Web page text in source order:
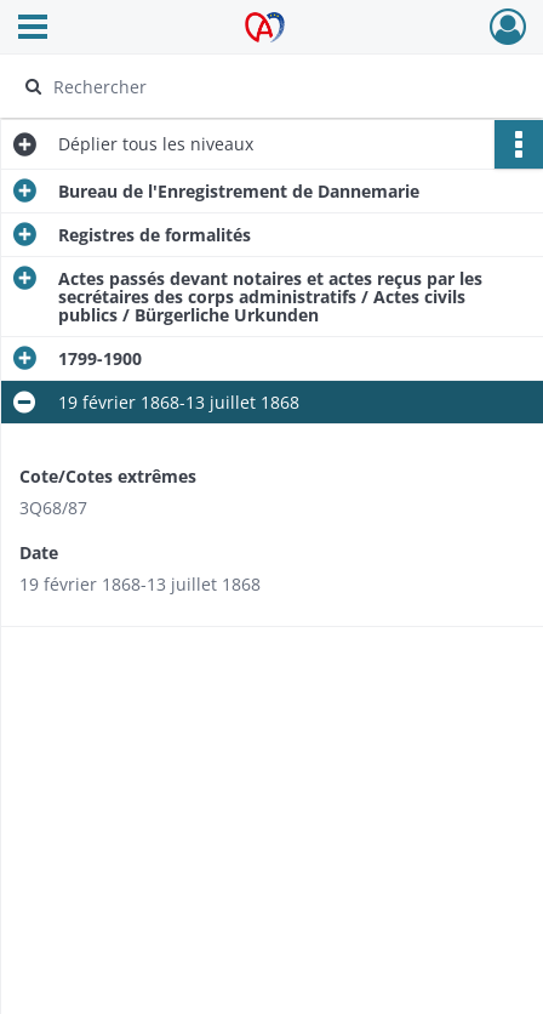
Archives Alsace - Colmar
Ouvrir le menu déroulant
Déplier tous les niveaux
Bureau de l'Enregistrement de Dannemarie
Registres de formalités
Actes passés devant notaires et actes reçus par les
secrétaires des corps administratifs / Actes civils
publics / Bürgerliche Urkunden
1799-1900
19 février 1868-13 juillet 1868
Cote/Cotes extrêmes
3Q68/87
Date
19 février 1868-13 juillet 1868